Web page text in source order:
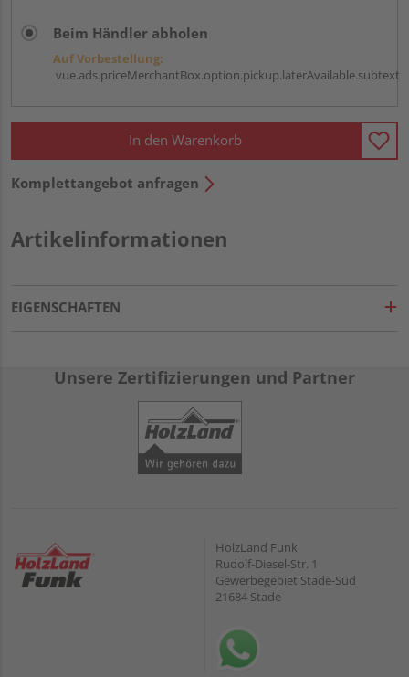
Beim Händler abholen
Auf Vorbestellung:
vue.ads.priceMerchantBox.option.pickup.laterAvailable.subtext
In den Warenkorb
Komplettangebot anfragen
Artikelinformationen
EIGENSCHAFTEN
Unsere Zertifizierungen und Partner
HolzLand Funk
Rudolf-Diesel-Str. 1
Gewerbegebiet Stade-Süd
21684 Stade